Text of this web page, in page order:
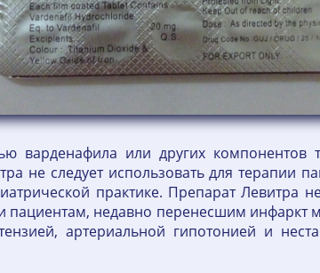
варденафила или других компонентов
не следует использовать для терапии
практике. Препарат Левитра не
пациентам, недавно перенесшим инфаркт
артериальной гипотонией и